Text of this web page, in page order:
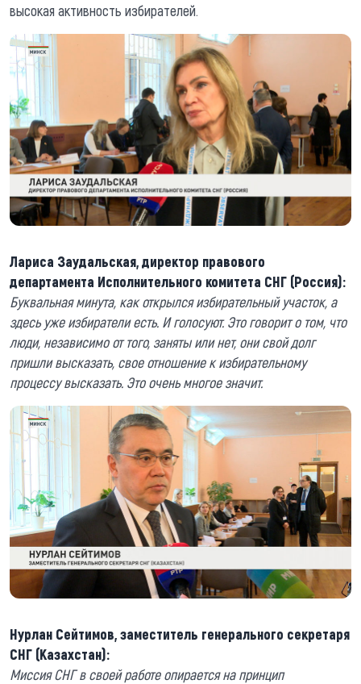
высокая активность избирателей.
Лариса Заудальская, директор правового
департамента Исполнительного комитета СНГ (Россия):
Буквальная минута, как открылся избирательный участок, а
здесь уже избиратели есть. И голосуют. Это говорит о том, что
люди, независимо от того, заняты или нет, они свой долг
пришли высказать, свое отношение к избирательному
процессу высказать. Это очень многое значит.
Нурлан Сейтимов, заместитель генерального секретаря
СНГ (Казахстан):
Миссия СНГ в своей работе опирается на принцип